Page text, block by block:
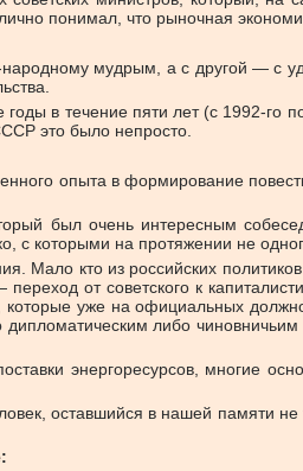
понимал, что рыночная
мудрым, а с другой — с
в течение пяти лет (с 1992-го
это было непросто.
опыта в формирование
был очень интересным
с которыми на протяжении не
Мало кто из российских
от советского к
уже на официальных
либо
энергоресурсов, многие
оставшийся в нашей памяти не